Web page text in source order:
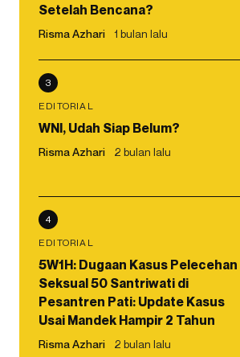
Setelah Bencana?
Risma Azhari 1 bulan lalu
3
EDITORIAL
WNI, Udah Siap Belum?
Risma Azhari 2 bulan lalu
4
EDITORIAL
5W1H: Dugaan Kasus Pelecehan
Seksual 50 Santriwati di
Pesantren Pati: Update Kasus
Usai Mandek Hampir 2 Tahun
Risma Azhari 2 bulan lalu